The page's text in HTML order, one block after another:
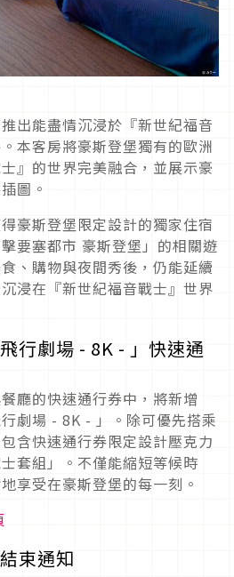
出能盡情沉浸於『新世紀福音
本客房將豪斯登堡獨有的歐洲
』的世界完美融合，並展示豪
圖。
豪斯登堡限定設計的獨家住宿
要塞都市 豪斯登堡」的相關遊
、購物與夜間秀後，仍能延續
浸在『新世紀福音戰士』世界
行劇場 - 8K - 」快速通
廳的快速通行券中，將新增
行劇場 - 8K - 」。除可優先搭乘
含快速通行券限定設計壓克力
套組」。不僅能縮短等候時
享受在豪斯登堡的每一刻。
束通知